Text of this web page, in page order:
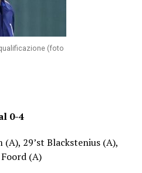
(foto
0-4
29’st Blackstenius (A),
(A)